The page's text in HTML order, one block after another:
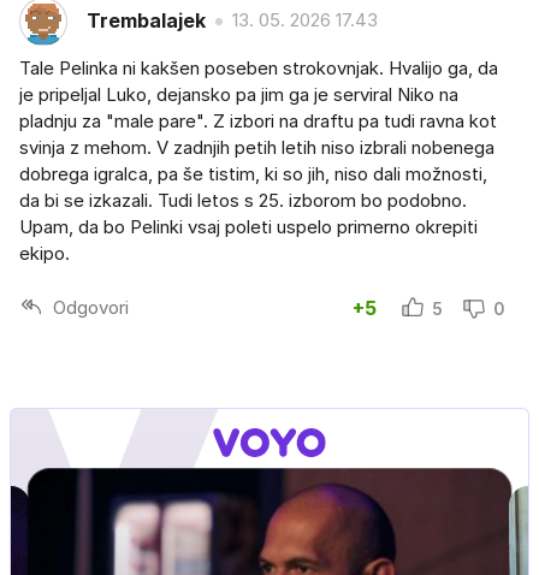
Trembalajek 13. 05. 2026 17.43
Tale Pelinka ni kakšen poseben strokovnjak. Hvalijo ga, da
je pripeljal Luko, dejansko pa jim ga je serviral Niko na
pladnju za "male pare". Z izbori na draftu pa tudi ravna kot
svinja z mehom. V zadnjih petih letih niso izbrali nobenega
dobrega igralca, pa še tistim, ki so jih, niso dali možnosti,
da bi se izkazali. Tudi letos s 25. izborom bo podobno.
Upam, da bo Pelinki vsaj poleti uspelo primerno okrepiti
ekipo.
Odgovori +5 5 0